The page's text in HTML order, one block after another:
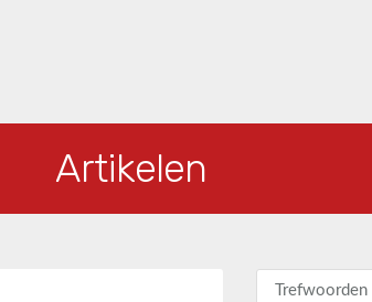
Artikelen
Zoeken naar: